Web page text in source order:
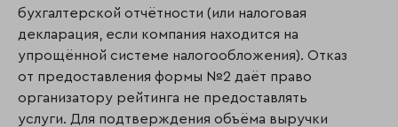
бухгалтерской отчётности (или налоговая
декларация, если компания находится на
упрощённой системе налогообложения). Отказ
от предоставления формы №2 даёт право
организатору рейтинга не предоставлять
услуги. Для подтверждения объёма выручки